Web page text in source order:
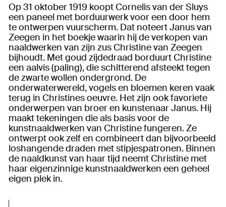
Op 31 oktober 1919 koopt Cornelis van der Sluys
een paneel met borduurwerk voor een door hem
te ontwerpen vuurscherm. Dat noteert Janus van
Zeegen in het boekje waarin hij de verkopen van
naaldwerken van zijn zus Christine van Zeegen
bijhoudt. Met goud zijdedraad borduurt Christine
een aalvis (paling), die schitterend afsteekt tegen
de zwarte wollen ondergrond. De
onderwaterwereld, vogels en bloemen keren vaak
terug in Christines oeuvre. Het zijn ook favoriete
onderwerpen van broer en kunstenaar Janus. Hij
maakt tekeningen die als basis voor de
kunstnaaldwerken van Christine fungeren. Ze
ontwerpt ook zelf en combineert dan bijvoorbeeld
loshangende draden met stipjespatronen. Binnen
de naaldkunst van haar tijd neemt Christine met
haar eigenzinnige kunstnaaldwerken een geheel
eigen plek in.